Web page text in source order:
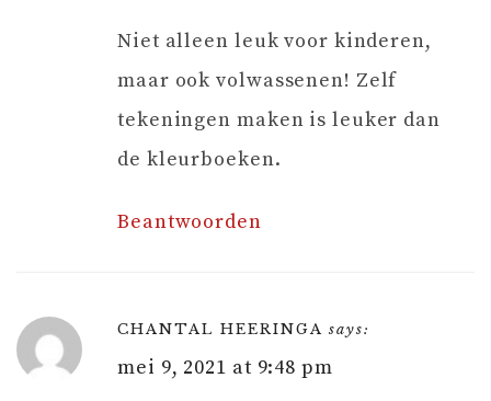
Niet alleen leuk voor kinderen,
maar ook volwassenen! Zelf
tekeningen maken is leuker dan
de kleurboeken.
Beantwoorden
CHANTAL HEERINGA says:
mei 9, 2021 at 9:48 pm